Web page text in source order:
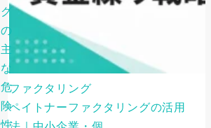
グ
の
主
な
危
険
性
ファクタリング
ペイトナーファクタリングの活用